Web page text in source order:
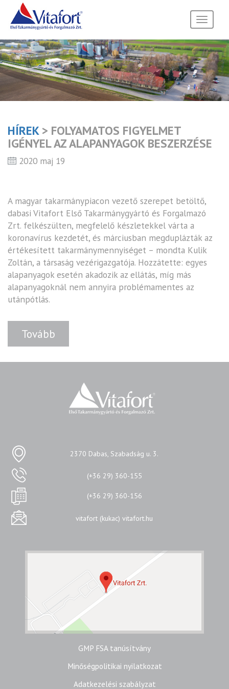
Toggle
HÍREK> FOLYAMATOS FIGYELMET
IGÉNYEL AZ ALAPANYAGOK BESZERZÉSE
2020 maj 19
A magyar takarmánypiacon vezető szerepet betöltő,
dabasi Vitafort Első Takarmánygyártó és Forgalmazó
Zrt. felkészülten, megfelelő készletekkel várta a
koronavírus kezdetét, és márciusban megduplázták az
értékesített takarmánymennyiséget – mondta Kulik
Zoltán, a társaság vezérigazgatója. Hozzátette: egyes
alapanyagok esetén akadozik az ellátás, míg más
alapanyagoknál nem annyira problémamentes az
utánpótlás.
Tovább
2370 Dabas, Szabadság u. 3.
(+36 29) 360-155
(+36 29) 360-156
vitafort (kukac) vitafort.hu
GMP FSA tanúsítvány
Minőségpolitikai nyilatkozat
Adatkezelési szabályzat